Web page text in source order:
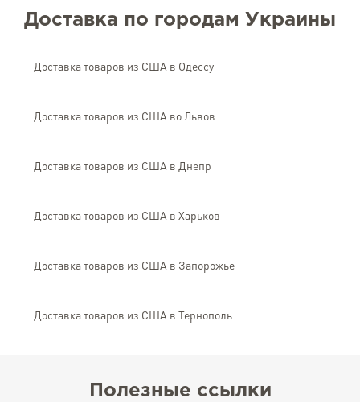
Доставка по городам Украины
Доставка товаров из США в Одессу
Доставка товаров из США во Львов
Доставка товаров из США в Днепр
Доставка товаров из США в Харьков
Доставка товаров из США в Запорожье
Доставка товаров из США в Тернополь
Полезные ссылки